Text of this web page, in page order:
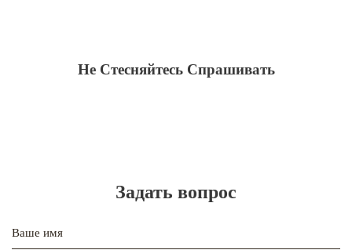
Не Cтесняйтесь Cпрашивать
Задать вопрос